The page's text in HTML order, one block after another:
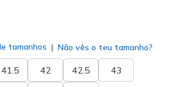
tamanhos Não vês o teu tamanho?
41.5 42 42.5 43